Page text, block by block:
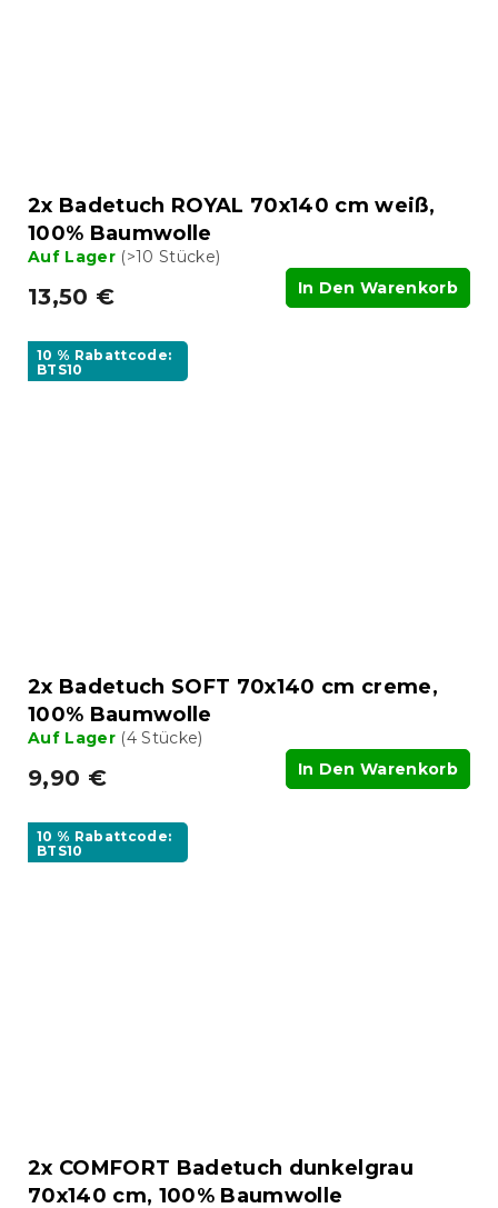
2x Badetuch ROYAL 70x140 cm weiß,
100% Baumwolle
Auf Lager (>10 Stücke)
13,50 € In Den Warenkorb
10 % Rabattcode:
BTS10
2x Badetuch SOFT 70x140 cm creme,
100% Baumwolle
Auf Lager (4 Stücke)
9,90 € In Den Warenkorb
10 % Rabattcode:
BTS10
2x COMFORT Badetuch dunkelgrau
70x140 cm, 100% Baumwolle